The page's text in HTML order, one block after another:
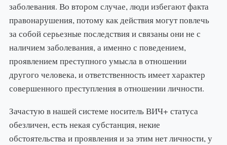
заболевания. Во втором случае, люди избегают факта
правонарушения, потому как действия могут повлечь
за собой серьезные последствия и связаны они не с
наличием заболевания, а именно с поведением,
проявлением преступного умысла в отношении
другого человека, и ответственность имеет характер
совершенного преступления в отношении личности.
Зачастую в нашей системе носитель ВИЧ+ статуса
обезличен, есть некая субстанция, некие
обстоятельства и проявления и за этим нет личности, у